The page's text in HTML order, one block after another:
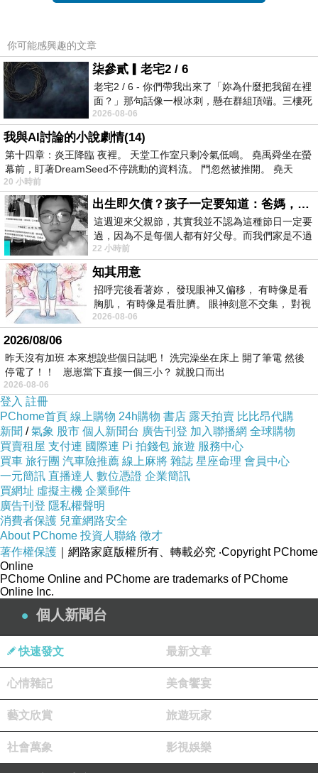
你可能感興趣的文章
柒參貳▎老宅2 / 6
老宅2 / 6 - 你們帶我出來了「妳為什麼把我留在裡
面？」那句話像一根冰刺，懸在群組頂端。三樓死
死盯著照片裡的人。那個人確實站在
2026-08-06
我與AI討論的小說劇情(14)
第十四章：炎王降臨 夜裡。 天堂工作室只剩冷氣低鳴。 堯禹舜坐在螢
幕前，盯著DreamSeed不停跳動的資料流。 門忽然被推開。 堯天
20 小時前
出生即欠債？孩子一定要知道：爸媽，其實我不欠你們
這週迎來父親節，其實我並不認為這種節日一定要
過，因為不是每個人都有好父母。而我們家是不過
節的，平時也沒什麼儀式感，生活趨近冷
22 小時前
知其用意
招呼完後看著妳， 發現眼神又偏移， 有時像是看
胸肌， 有時像是看肚臍。 眼神刻意不交集， 對視
視線不對齊， 讓我很難不
2026-08-06
2026/08/06
昨天沒有加班 本來想說些個日誌吧！ 洗完澡坐在床上 開了筆電 然後
停電了！！ 崽崽當下直接一個三小？ 就脫口而出
2026-08-06
登入 註冊
PChome首頁 線上購物 24h購物 書店 露天拍賣 比比昂代購
新聞 /氣象 股市 個人新聞台 廣告刊登 加入聯播網 全球購物
買賣租屋 支付連 國際連 Pi 拍錢包 旅遊 服務中心
買車 旅行團 汽車險推薦 線上麻將 雜誌 星座命理 會員中心
一元簡訊 直播達人 數位憑證 企業簡訊
買網址 虛擬主機 企業郵件
廣告刊登 隱私權聲明
消費者保護 兒童網路安全
About PChome 投資人聯絡 徵才
著作權保護 ｜網路家庭版權所有、轉載必究 ‧Copyright PChome
Online
PChome Online and PChome are trademarks of PChome
Online Inc.
個人新聞台
快速發文 最新文章
心情雜記 美食饗宴
藝文欣賞 旅遊玩家
社會萬象 影視娛樂